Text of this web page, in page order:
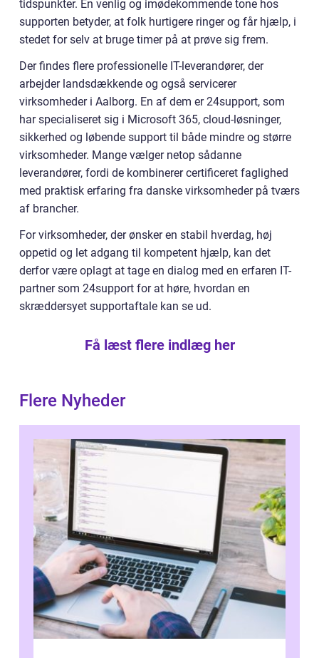
tidspunkter. En venlig og imødekommende tone hos
supporten betyder, at folk hurtigere ringer og får hjælp, i
stedet for selv at bruge timer på at prøve sig frem.
Der findes flere professionelle IT-leverandører, der
arbejder landsdækkende og også servicerer
virksomheder i Aalborg. En af dem er 24support, som
har specialiseret sig i Microsoft 365, cloud-løsninger,
sikkerhed og løbende support til både mindre og større
virksomheder. Mange vælger netop sådanne
leverandører, fordi de kombinerer certificeret faglighed
med praktisk erfaring fra danske virksomheder på tværs
af brancher.
For virksomheder, der ønsker en stabil hverdag, høj
oppetid og let adgang til kompetent hjælp, kan det
derfor være oplagt at tage en dialog med en erfaren IT-
partner som 24support for at høre, hvordan en
skræddersyet supportaftale kan se ud.
Få læst flere indlæg her
Flere Nyheder